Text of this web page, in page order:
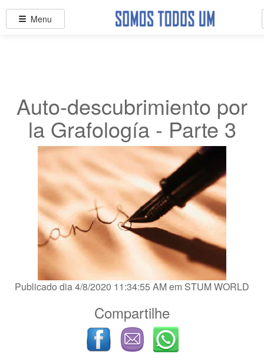
Auto-descubrimiento por
la Grafología - Parte 3
Publicado dia 4/8/2020 11:34:55 AM em STUM WORLD
Compartilhe
Menu